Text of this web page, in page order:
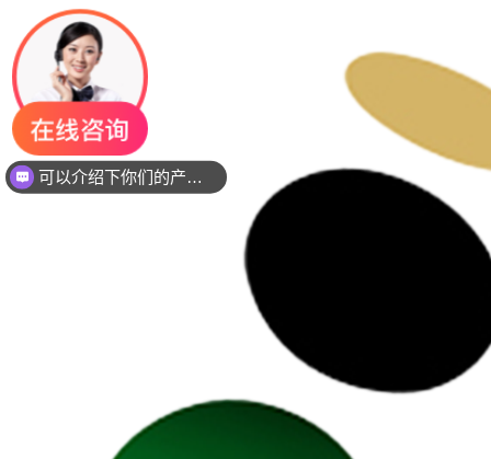
你们是是需要贴片还是插件灯珠呢？